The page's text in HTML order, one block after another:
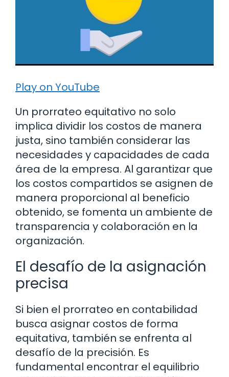
Play on YouTube
Un prorrateo equitativo no solo
implica dividir los costos de manera
justa, sino también considerar las
necesidades y capacidades de cada
área de la empresa. Al garantizar que
los costos compartidos se asignen de
manera proporcional al beneficio
obtenido, se fomenta un ambiente de
transparencia y colaboración en la
organización.
El desafío de la asignación
precisa
Si bien el prorrateo en contabilidad
busca asignar costos de forma
equitativa, también se enfrenta al
desafío de la precisión. Es
fundamental encontrar el equilibrio